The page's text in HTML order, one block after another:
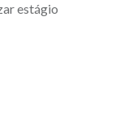
estágio